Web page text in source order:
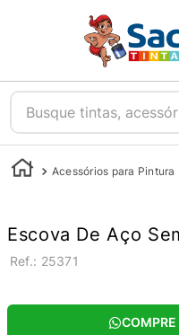
Busque tintas, acessórios
Acessórios para Pintura
Escova De Aço
: 25371